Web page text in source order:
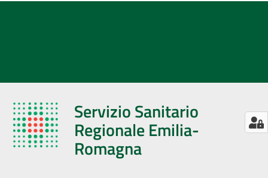
Servizio Sanitario
Regionale Emilia-
Romagna